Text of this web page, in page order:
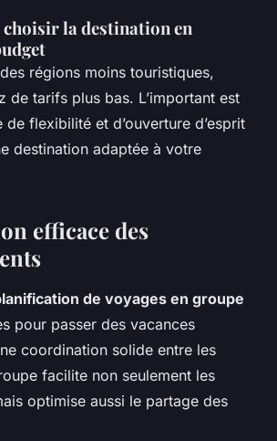
choisir la destination en
régions moins touristiques,
de tarifs plus bas. L’important est
flexibilité et d’ouverture d’esprit
destination adaptée à votre
efficace des
de voyages en groupe
pour passer des vacances
coordination solide entre les
facilite non seulement les
optimise aussi le partage des